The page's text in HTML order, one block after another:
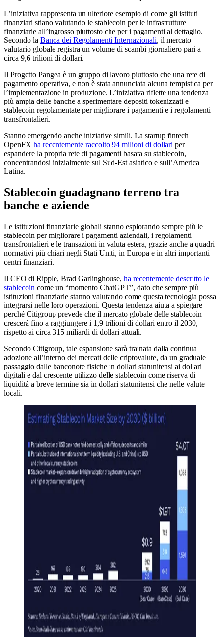
L’iniziativa rappresenta un ulteriore esempio di come gli istituti
finanziari stiano valutando le stablecoin per le infrastrutture
finanziarie all’ingrosso piuttosto che per i pagamenti al dettaglio.
Secondo la Banca dei Regolamenti Internazionali, il mercato
valutario globale registra un volume di scambi giornaliero pari a
circa 9,6 trilioni di dollari.
Il Progetto Pangea è un gruppo di lavoro piuttosto che una rete di
pagamento operativa, e non è stata annunciata alcuna tempistica per
l’implementazione in produzione. L’iniziativa riflette una tendenza
più ampia delle banche a sperimentare depositi tokenizzati e
stablecoin regolamentate per migliorare i pagamenti e i regolamenti
transfrontalieri.
Stanno emergendo anche iniziative simili. La startup fintech
OpenFX ha recentemente raccolto 94 milioni di dollari per
espandere la propria rete di pagamenti basata su stablecoin,
concentrandosi inizialmente sul Sud-Est asiatico e sull’America
Latina.
Stablecoin guadagnano terreno tra
banche e aziende
Le istituzioni finanziarie globali stanno esplorando sempre più le
stablecoin per migliorare i pagamenti aziendali, i regolamenti
transfrontalieri e le transazioni in valuta estera, grazie anche a quadri
normativi più chiari negli Stati Uniti, in Europa e in altri importanti
centri finanziari.
Il CEO di Ripple, Brad Garlinghouse, ha recentemente descritto le
stablecoin come un “momento ChatGPT”, dato che sempre più
istituzioni finanziarie stanno valutando come questa tecnologia possa
integrarsi nelle loro operazioni. Questa tendenza aiuta a spiegare
perché Citigroup prevede che il mercato globale delle stablecoin
crescerà fino a raggiungere i 1,9 trilioni di dollari entro il 2030,
rispetto ai circa 315 miliardi di dollari attuali.
Secondo Citigroup, tale espansione sarà trainata dalla continua
adozione all’interno dei mercati delle criptovalute, da un graduale
passaggio dalle banconote fisiche in dollari statunitensi ai dollari
digitali e dal crescente utilizzo delle stablecoin come riserva di
liquidità a breve termine sia in dollari statunitensi che nelle valute
locali.